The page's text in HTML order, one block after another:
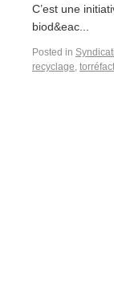
C’est une
biod&eac...
Posted in
recyclage,